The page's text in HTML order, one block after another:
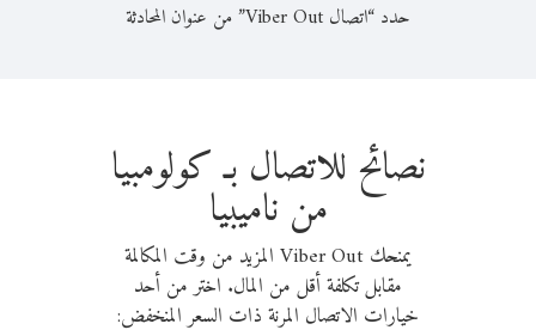
حدد “اتصال Viber Out” من عنوان المحادثة
نصائح للاتصال بـ كولومبيا
من ناميبيا
يمنحك Viber Out المزيد من وقت المكالمة
مقابل تكلفة أقل من المال. اختر من أحد
خيارات الاتصال المرنة ذات السعر المنخفض: